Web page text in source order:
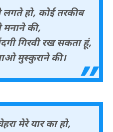
हो, कोई तरकीब
की,
गिरवी रख सकता हूं,
मुस्कुराने की।
मेरे यार का हो,